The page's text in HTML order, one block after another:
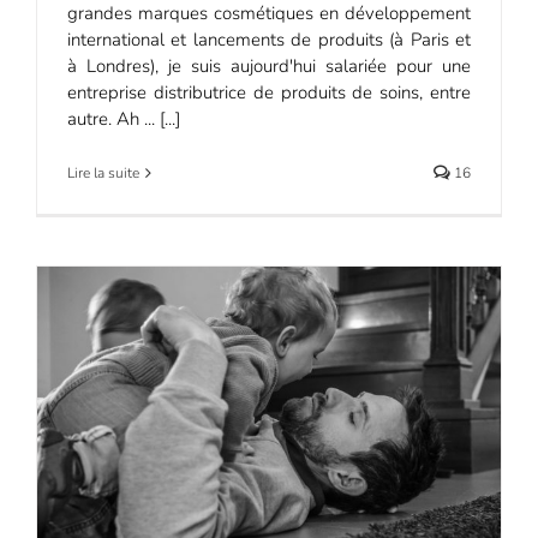
grandes marques cosmétiques en développement
international et lancements de produits (à Paris et
à Londres), je suis aujourd'hui salariée pour une
entreprise distributrice de produits de soins, entre
autre. Ah ... [...]
Lire la suite 16